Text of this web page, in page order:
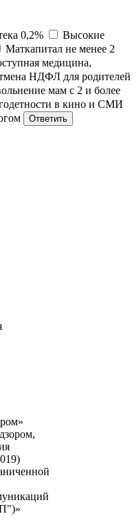
0,2%
Высокие
Маткапитал не менее 2
медицина,
НДФЛ для родителей
мам с 2 и более
в кино и СМИ